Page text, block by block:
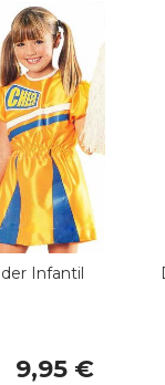
Infantil
9,95 €